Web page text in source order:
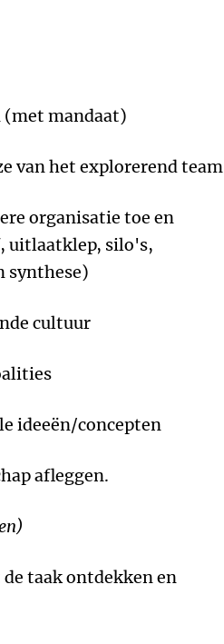
(met mandaat)
van het explorerend team
organisatie toe en
uitlaatklep, silo's,
synthese)
cultuur
ideeën/concepten
afleggen.
taak ontdekken en